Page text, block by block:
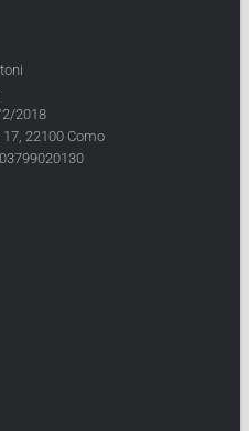
2018
22100 Como